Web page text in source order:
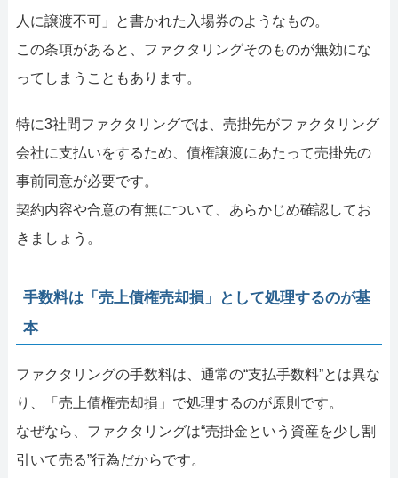
人に譲渡不可」と書かれた入場券のようなもの。
この条項があると、ファクタリングそのものが無効にな
ってしまうこともあります。
特に3社間ファクタリングでは、売掛先がファクタリング
会社に支払いをするため、債権譲渡にあたって売掛先の
事前同意が必要です。
契約内容や合意の有無について、あらかじめ確認してお
きましょう。
手数料は「売上債権売却損」として処理するのが基
本
ファクタリングの手数料は、通常の“支払手数料”とは異な
り、「売上債権売却損」で処理するのが原則です。
なぜなら、ファクタリングは“売掛金という資産を少し割
引いて売る”行為だからです。